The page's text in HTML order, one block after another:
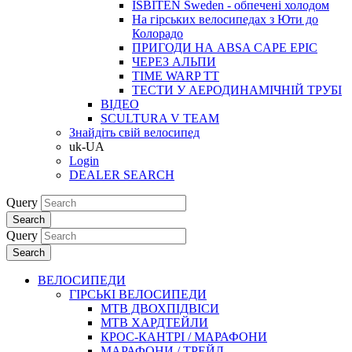
ISBITEN Sweden - обпечені холодом
На гірських велосипедах з Юти до
Колорадо
ПРИГОДИ НА ABSA CAPE EPIC
ЧЕРЕЗ АЛЬПИ
TIME WARP TT
ТЕСТИ У АЕРОДИНАМІЧНІЙ ТРУБІ
ВІДЕО
SCULTURA V TEAM
Знайдіть свій велосипед
uk-UA
Login
DEALER SEARCH
Query
Search
Query
Search
ВЕЛОСИПЕДИ
ГІРСЬКІ ВЕЛОСИПЕДИ
MTB ДВОХПIДВIСИ
MTB ХАРДТЕЙЛИ
КРОС-КАНТРI / МАРАФОНИ